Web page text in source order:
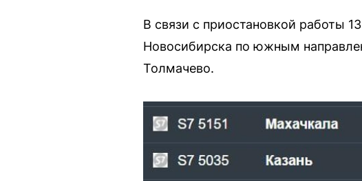
В связи с приостановкой работы
Новосибирска по южным
Толмачево.